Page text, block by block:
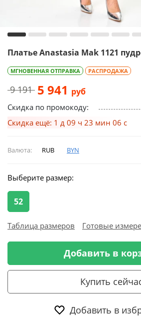
Платье Anastasia Mak 1121
МГНОВЕННАЯ ОТПРАВКА РАСПРОДАЖА
9 191 5 941 руб
Скидка по промокоду:
Скидка ещё: 1 д 09 ч 23 мин 05 с
Валюта: RUB BYN
Выберите размер:
52
Таблица размеров Готовые
Добавить в
Купить
Добавить в